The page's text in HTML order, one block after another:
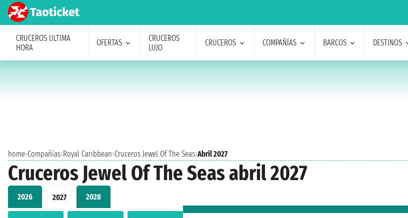
CRUCEROS ULTIMA
HORA
OFERTAS
CRUCEROS
LUJO
CRUCEROS COMPAÑÍAS BARCOS DESTINOS
home›Compañías›Royal Caribbean›Cruceros Jewel Of The Seas›Abril 2027
Cruceros Jewel Of The Seas abril 2027
2026 2027 2028